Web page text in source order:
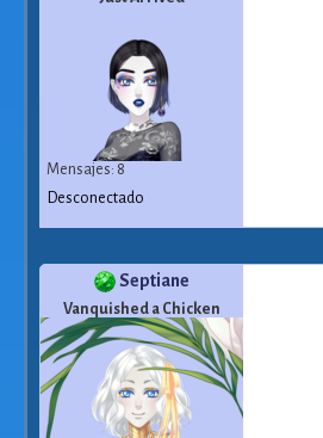
Mensajes: 8
Desconectado
Septiane
Vanquished a Chicken